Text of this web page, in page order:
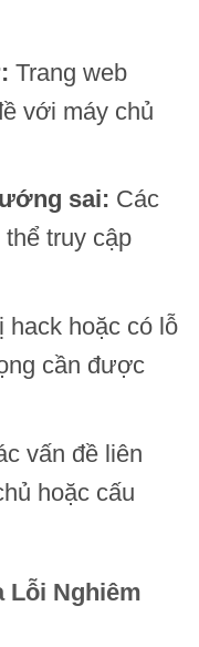
Trang web
với máy chủ
sai: Các
truy cập
hack hoặc có lỗ
cần được
vấn đề liên
hoặc cấu
Lỗi Nghiêm